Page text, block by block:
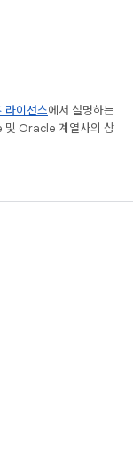
라이선스에서 설명하는
및 Oracle 계열사의 상